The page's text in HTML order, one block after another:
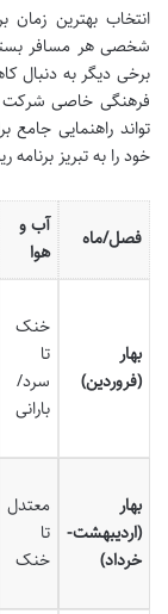
انتخاب بهترین
شخصی هر مسافر
برخی دیگر به دنبال
فرهنگی خاصی شرکت
تواند راهنمایی
خود را به تبریز برنامه
فصل/ماه
آب و
هوا
بهار
(فروردین)
خنک
تا
سرد/
بارانی
بهار
(اردیبهشت-
خرداد)
معتدل
تا
خنک